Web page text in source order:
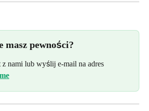
masz pewności?
z nami lub wyślij e-mail na adres